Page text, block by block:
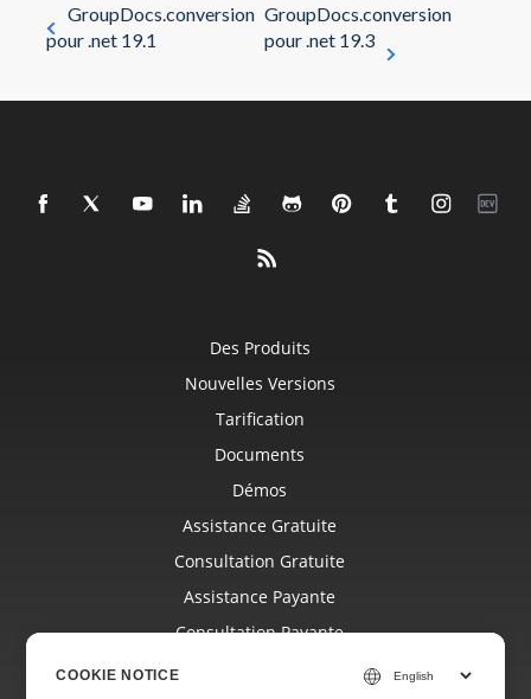
GroupDocs.conversion
pour .net 19.1
GroupDocs.conversion
pour .net 19.3
Des Produits
Nouvelles Versions
Tarification
Documents
Démos
Assistance Gratuite
Consultation Gratuite
Assistance Payante
Consultation Payante
COOKIE NOTICE